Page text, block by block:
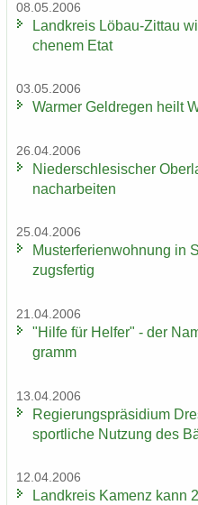
08.05.2006
Land­kreis Löbau-​Zittau
che­nem Etat
03.05.2006
War­mer Geld­re­gen heilt
26.04.2006
Nie­der­schle­si­scher
nach­ar­bei­ten
25.04.2006
Mus­ter­fe­ri­en­woh­nung in
zugs­fer­tig
21.04.2006
"Hilfe für Hel­fer" - der
gramm
13.04.2006
Re­gie­rungs­prä­si­di­um
sport­li­che Nut­zung des
12.04.2006
Land­kreis Ka­menz kann